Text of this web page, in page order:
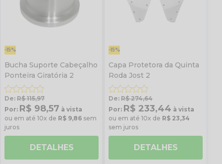
-15%
Bucha Suporte Cabeçalho
Ponteira Giratória 2
De: R$ 115,97
Por: R$ 98,57 à vista
ou em até 10x de R$ 9,86 sem
juros
DETALHES
-15%
Capa Protetora da Quinta
Roda Jost 2
De: R$ 274,64
Por: R$ 233,44 à vista
ou em até 10x de R$ 23,34
sem juros
DETALHES